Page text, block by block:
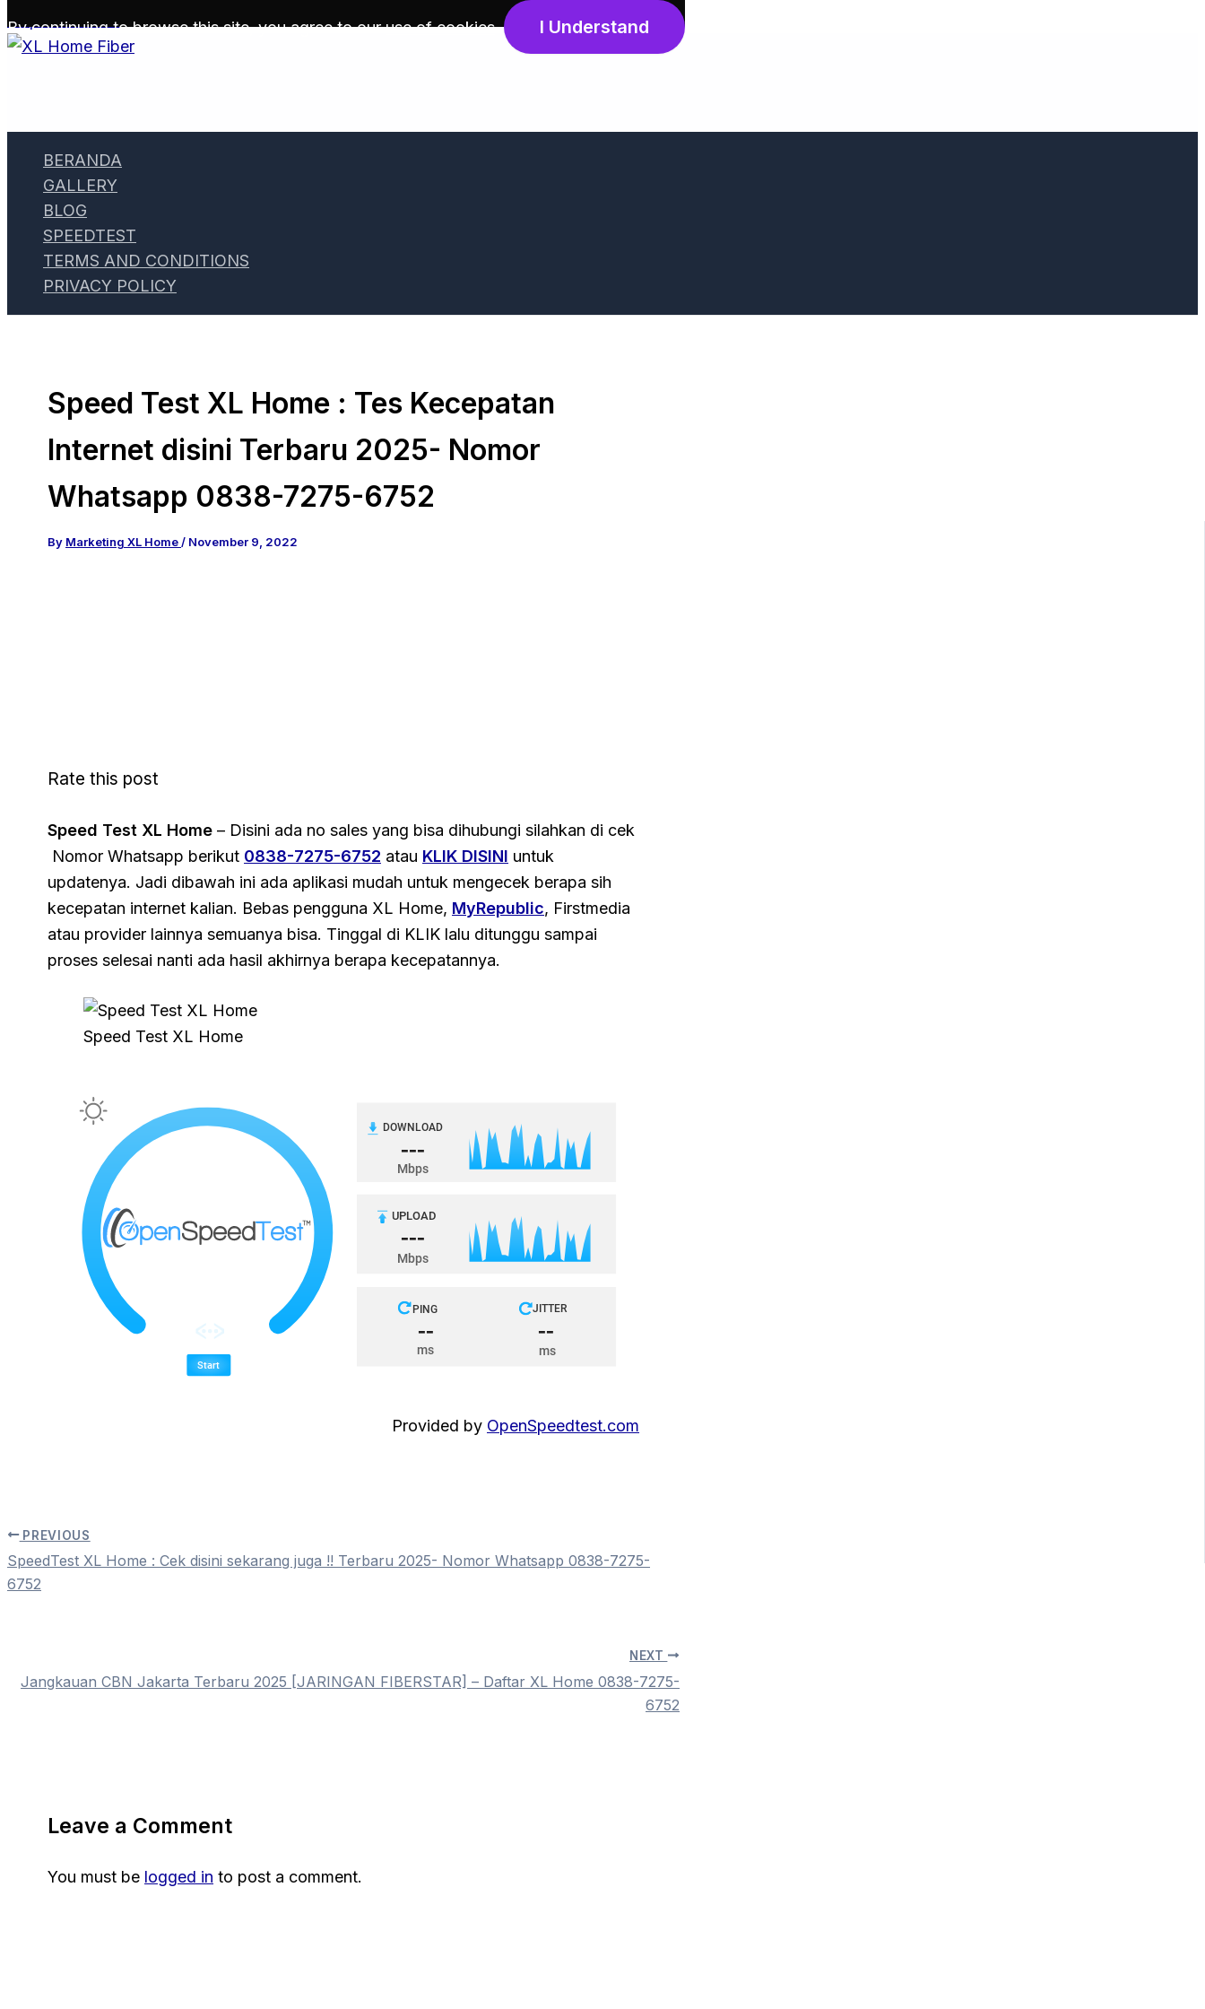
Skip to content
BERANDA
GALLERY
BLOG
SPEEDTEST
TERMS AND CONDITIONS
PRIVACY POLICY
Speed Test XL Home : Tes Kecepatan
Internet disini Terbaru 2025- Nomor
Whatsapp 0838-7275-6752
By Marketing XL Home/ November 9, 2022
Rate this post
Speed Test XL Home – Disini ada no sales yang bisa dihubungi silahkan di cek
Nomor Whatsapp berikut 0838-7275-6752 atau KLIK DISINI untuk
updatenya. Jadi dibawah ini ada aplikasi mudah untuk mengecek berapa sih
kecepatan internet kalian. Bebas pengguna XL Home, MyRepublic, Firstmedia
atau provider lainnya semuanya bisa. Tinggal di KLIK lalu ditunggu sampai
proses selesai nanti ada hasil akhirnya berapa kecepatannya.
Speed Test XL Home
Provided by OpenSpeedtest.com
PREVIOUS
SpeedTest XL Home : Cek disini sekarang juga !! Terbaru 2025- Nomor Whatsapp 0838-7275-
6752
NEXT
Jangkauan CBN Jakarta Terbaru 2025 [JARINGAN FIBERSTAR] – Daftar XL Home 0838-7275-
6752
Leave a Comment
You must be logged in to post a comment.
By continuing to browse this site, you agree to ouruse of cookies. I Understand